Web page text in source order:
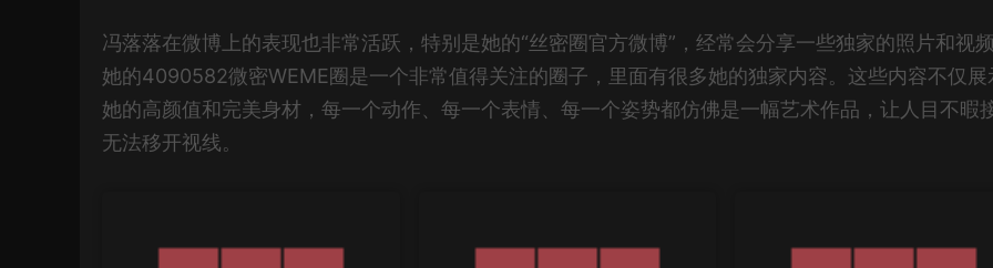
冯落落在微博上的表现也非常活跃，特别是她的“丝密圈官方微博”，经常会分享一些独家的照片和视频
她的4090582微密WEME圈是一个非常值得关注的圈子，里面有很多她的独家内容。这些内容不仅展
她的高颜值和完美身材，每一个动作、每一个表情、每一个姿势都仿佛是一幅艺术作品，让人目不暇
无法移开视线。